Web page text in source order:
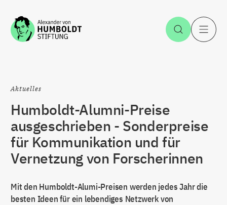
Zum Inhalt springen Suche
Aktuelles
Humboldt-Alumni-Preise
ausgeschrieben - Sonderpreise
für Kommunikation und für
Vernetzung von Forscherinnen
Mit den Humboldt-Alumi-Preisen werden jedes Jahr die
besten Ideen für ein lebendiges Netzwerk von